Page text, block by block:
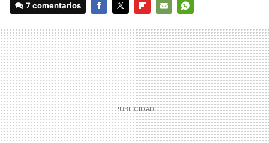
7 comentarios
MAIL